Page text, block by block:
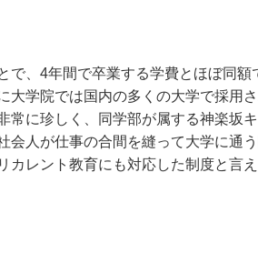
で、4年間で卒業する学費とほぼ同
大学院では国内の多くの大学で採用
常に珍しく、同学部が属する神楽坂
会人が仕事の合間を縫って大学に通
カレント教育にも対応した制度と言え